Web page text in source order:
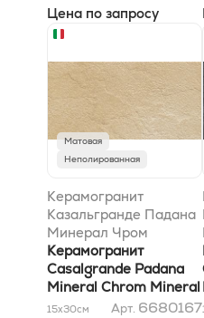
Цена по запросу
Матовая
Неполированная
Керамогранит
Казальгранде Падана
Минерал Чром
Минерал Голд 15x30
Керамогранит
Casalgrande Padana
Mineral Chrom Mineral
Gold 15x30
15x30см Арт. 6680167